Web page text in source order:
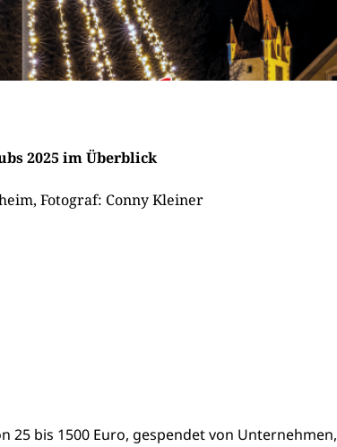
2025 im Überblick
Fotograf: Conny Kleiner
25 bis 1500 Euro, gespendet von Unternehmen,